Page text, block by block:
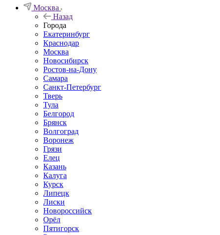
Москва
Назад
Города
Екатеринбург
Краснодар
Москва
Новосибирск
Ростов-на-Дону
Самара
Санкт-Петербург
Тверь
Тула
Белгород
Брянск
Волгоград
Воронеж
Грязи
Елец
Казань
Калуга
Курск
Липецк
Лиски
Новороссийск
Орёл
Пятигорск